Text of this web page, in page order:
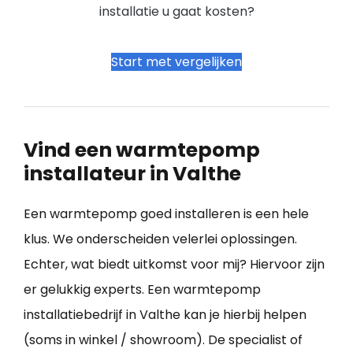
installatie u gaat kosten?
Start met vergelijken
Vind een warmtepomp
installateur in Valthe
Een warmtepomp goed installeren is een hele
klus. We onderscheiden velerlei oplossingen.
Echter, wat biedt uitkomst voor mij? Hiervoor zijn
er gelukkig experts. Een warmtepomp
installatiebedrijf in Valthe kan je hierbij helpen
(soms in winkel / showroom). De specialist of